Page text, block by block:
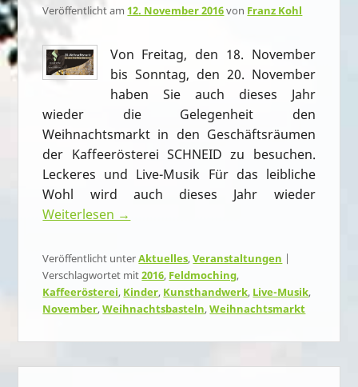
Veröffentlicht am12. November 2016von Franz Kohl
Von Freitag, den 18. November
bis Sonntag, den 20. November
haben Sie auch dieses Jahr
wieder die Gelegenheit den
Weihnachtsmarkt in den Geschäftsräumen
der Kaffeerösterei SCHNEID zu besuchen.
Leckeres und Live-Musik Für das leibliche
Wohl wird auch dieses Jahr wieder
Weiterlesen →
Veröffentlicht unterAktuelles,Veranstaltungen |
Verschlagwortet mit2016, Feldmoching,
Kaffeerösterei, Kinder, Kunsthandwerk, Live-Musik,
November,Weihnachtsbasteln,Weihnachtsmarkt